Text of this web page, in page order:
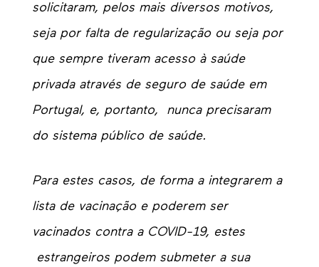
solicitaram, pelos mais diversos motivos,
seja por falta de regularização ou seja por
que sempre tiveram acesso à saúde
privada através de seguro de saúde em
Portugal, e, portanto, nunca precisaram
do sistema público de saúde.
Para estes casos, de forma a integrarem a
lista de vacinação e poderem ser
vacinados contra a COVID-19, estes
estrangeiros podem submeter a sua